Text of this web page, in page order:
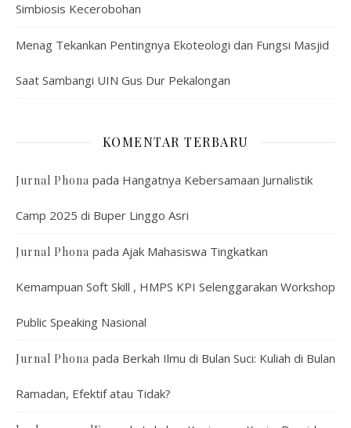
Simbiosis Kecerobohan
Menag Tekankan Pentingnya Ekoteologi dan Fungsi Masjid
Saat Sambangi UIN Gus Dur Pekalongan
KOMENTAR TERBARU
Jurnal Phona pada Hangatnya Kebersamaan Jurnalistik
Camp 2025 di Buper Linggo Asri
Jurnal Phona pada Ajak Mahasiswa Tingkatkan
Kemampuan Soft Skill , HMPS KPI Selenggarakan Workshop
Public Speaking Nasional
Jurnal Phona pada Berkah Ilmu di Bulan Suci: Kuliah di Bulan
Ramadan, Efektif atau Tidak?